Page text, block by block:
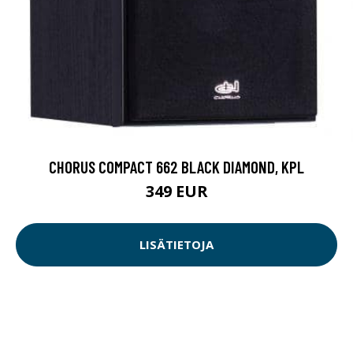
CHORUS COMPACT 662 BLACK DIAMOND, KPL
349 EUR
LISÄTIETOJA